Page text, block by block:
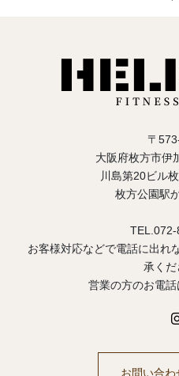
〒
大阪府枚方市伊
川島第20ビル
枚方公園駅
TEL.072-
お客様対応などで電話に出れ
承くだ
営業の方のお電話
お問い合